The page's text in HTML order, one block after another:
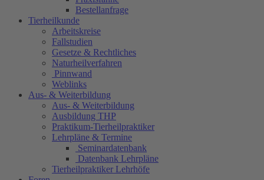
Bestellanfrage
Tierheilkunde
Arbeitskreise
Fallstudien
Gesetze & Rechtliches
Naturheilverfahren
Pinnwand
Weblinks
Aus- & Weiterbildung
Aus- & Weiterbildung
Ausbildung THP
Praktikum-Tierheilpraktiker
Lehrpläne & Termine
Seminardatenbank
Datenbank Lehrpläne
Tierheilpraktiker Lehrhöfe